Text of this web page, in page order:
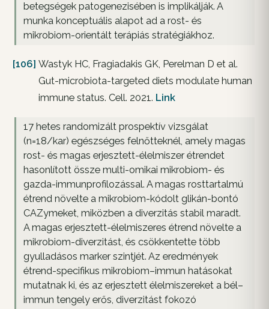
betegségek patogenezisében is implikálják. A
munka konceptuális alapot ad a rost- és
mikrobiom-orientált terápiás stratégiákhoz.
[106] Wastyk HC, Fragiadakis GK, Perelman D et al.
Gut-microbiota-targeted diets modulate human
immune status. Cell. 2021. Link
17 hetes randomizált prospektív vizsgálat
(n=18/kar) egészséges felnőtteknél, amely magas
rost- és magas erjesztett-élelmiszer étrendet
hasonlított össze multi-omikai mikrobiom- és
gazda-immunprofilozással. A magas rosttartalmú
étrend növelte a mikrobiom-kódolt glikán-bontó
CAZymeket, miközben a diverzitás stabil maradt.
A magas erjesztett-élelmiszeres étrend növelte a
mikrobiom-diverzitást, és csökkentette több
gyulladásos marker szintjét. Az eredmények
étrend-specifikus mikrobiom–immun hatásokat
mutatnak ki, és az erjesztett élelmiszereket a bél–
immun tengely erős, diverzitást fokozó